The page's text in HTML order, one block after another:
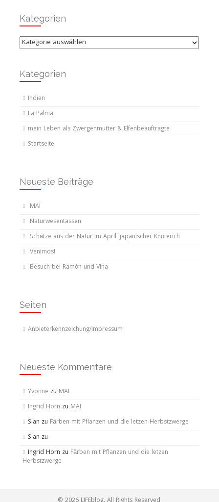
Kategorien
Kategorien
Kategorien
Indien
La Palma
mein Leben als Zwergenmutter & Elfenbeauftragte
Startseite
Neueste Beiträge
MAI
Naturwesentassen
Schätze aus der Natur im April: japanischer Knöterich
Venimos!
Besuch bei Ramón und Vina
Seiten
Anbieterkennzeichung/Impressum
Neueste Kommentare
Yvonne zu MAI
Ingrid Horn zu MAI
Sian zu Färben mit Pflanzen und die letzen Herbstzwerge
Sian zu
Ingrid Horn zu Färben mit Pflanzen und die letzen
Herbstzwerge